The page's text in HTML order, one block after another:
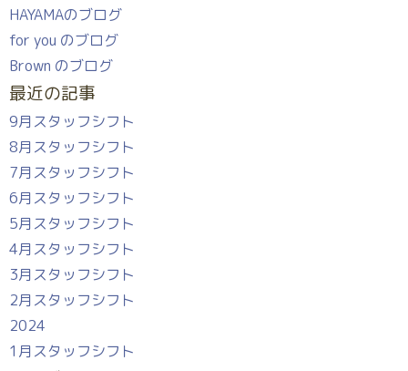
HAYAMAのブログ
for you のブログ
Brown のブログ
最近の記事
9月スタッフシフト
8月スタッフシフト
7月スタッフシフト
6月スタッフシフト
5月スタッフシフト
4月スタッフシフト
3月スタッフシフト
2月スタッフシフト
2024
1月スタッフシフト